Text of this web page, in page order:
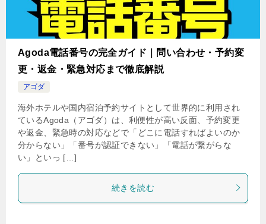
Agoda電話番号の完全ガイド｜問い合わせ・予約変
更・返金・緊急対応まで徹底解説
アゴダ
海外ホテルや国内宿泊予約サイトとして世界的に利用され
ているAgoda（アゴダ）は、利便性が高い反面、予約変更
や返金、緊急時の対応などで「どこに電話すればよいのか
分からない」「番号が認証できない」「電話が繋がらな
い」といっ […]
続きを読む